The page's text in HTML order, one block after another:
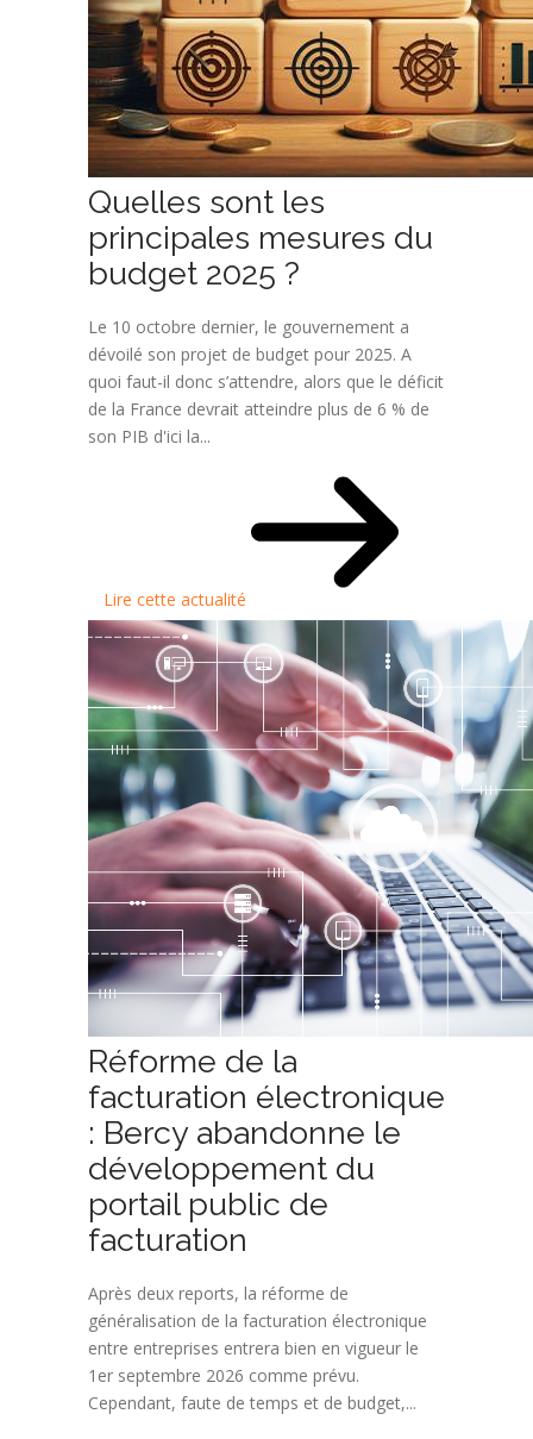
Quelles sont les
principales mesures du
budget 2025 ?
Le 10 octobre dernier, le gouvernement a
dévoilé son projet de budget pour 2025. A
quoi faut-il donc s’attendre, alors que le déficit
de la France devrait atteindre plus de 6 % de
son PIB d'ici la...
Lire cette actualité
Réforme de la
facturation électronique
: Bercy abandonne le
développement du
portail public de
facturation
Après deux reports, la réforme de
généralisation de la facturation électronique
entre entreprises entrera bien en vigueur le
1er septembre 2026 comme prévu.
Cependant, faute de temps et de budget,...